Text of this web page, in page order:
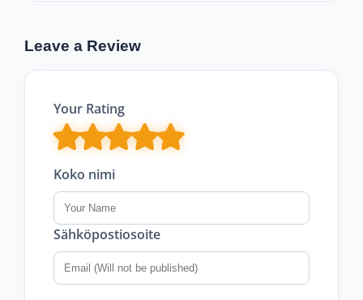
Leave a Review
Your Rating
Koko nimi
Sähköpostiosoite